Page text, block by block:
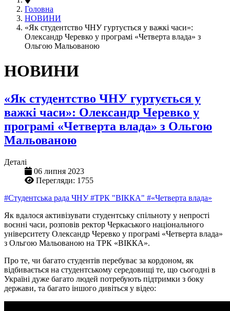
Головна
НОВИНИ
«Як студентство ЧНУ гуртується у важкі часи»:
Олександр Черевко у програмі «Четверта влада» з
Ольгою Мальованою
НОВИНИ
«Як студентство ЧНУ гуртується у
важкі часи»: Олександр Черевко у
програмі «Четверта влада» з Ольгою
Мальованою
Деталі
06 липня 2023
Перегляди: 1755
#Студентська рада ЧНУ#ТРК "ВІККА" #«Четверта влада»
Як вдалося активізувати студентську спільноту у непрості
воєнні часи, розповів ректор Черкаського національного
університету Олександр Черевко у програмі «Четверта влада»
з Ольгою Мальованою на ТРК «ВІККА».
Про те, чи багато студентів перебуває за кордоном, як
відбивається на студентському середовищі те, що сьогодні в
Україні дуже багато людей потребують підтримки з боку
держави, та багато іншого дивіться у відео: